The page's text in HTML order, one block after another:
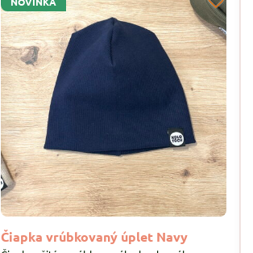
Čiapka vrúbkovaný úplet Navy